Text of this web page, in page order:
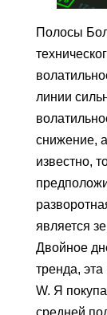
Полосы
линии
снижение,
известно,
является
Двойное
тренда,
W. Я
средней